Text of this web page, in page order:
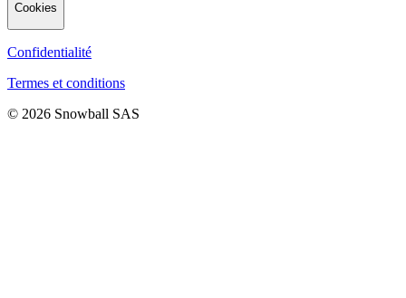
Cookies
Confidentialité
Termes et conditions
© 2026 Snowball SAS